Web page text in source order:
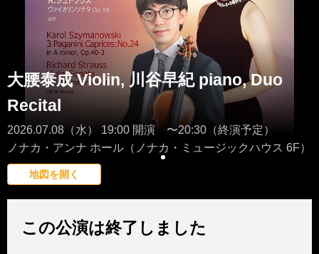
大腰泰成 Violin, 川谷早紀 piano, Duo
Recital
2026.07.08（水） 19:00 開演 〜20:30（終演予定）
ノナカ・アンナ ホール（ノナカ・ミュージックハウス 6F）
地図を開く
この公演は終了しました